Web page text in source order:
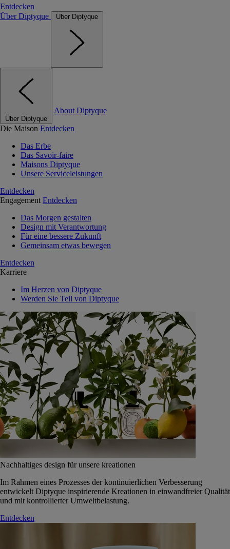
Entdecken
Über Diptyque
Über Diptyque
Über Diptyque
About Diptyque
Die Maison Entdecken
Das Erbe
Das Savoir-faire
Maisons Diptyque
Unsere Serviceleistungen
Entdecken
Engagement Entdecken
Das Morgen gestalten
Design mit Verantwortung
Für eine bessere Zukunft
Gemeinsam etwas bewegen
Entdecken
Karriere
Im Herzen von Diptyque
Werden Sie Teil von Diptyque
Nachhaltiges design für unsere kreationen
Im Rahmen eines Prozesses der kontinuierlichen Verbesserung
entwickelt Diptyque inspirierende Kreationen in einwandfreier Qualität
und mit kontrollierter Umweltbelastung.
Entdecken